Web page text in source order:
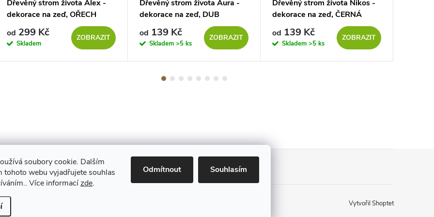
soubory cookie. Dalším
tohoto webu vyjadřujete souhlas
Více informacízde.
Odmítnout Souhlasím
Dřevěný strom života Alex -
dekorace na zeď, OŘECH
od 299 Kč
Skladem
ZOBRAZIT
Dřevěný strom života Aura -
dekorace na zeď, DUB
SONOMA
od 139 Kč
Skladem >5 ks
ZOBRAZIT
Dřevěný strom života Nikos -
dekorace na zeď, ČERNÁ
od 139 Kč
Skladem >5 ks
ZOBRAZIT
Maestro
Vytvořil Shoptet
nastavení cookies